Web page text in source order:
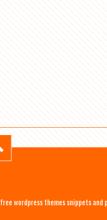
free wordpress themes snippets and